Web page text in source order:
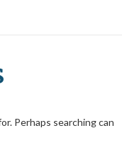
Perhaps searching can